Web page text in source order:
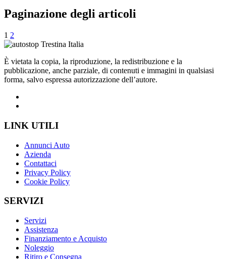
Paginazione degli articoli
1 2
È vietata la copia, la riproduzione, la redistribuzione e la
pubblicazione, anche parziale, di contenuti e immagini in qualsiasi
forma, salvo espressa autorizzazione dell’autore.
LINK UTILI
Annunci Auto
Azienda
Contattaci
Privacy Policy
Cookie Policy
SERVIZI
Servizi
Assistenza
Finanziamento e Acquisto
Noleggio
Ritiro e Consegna